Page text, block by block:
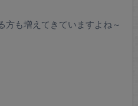
も増えてきていますよね～